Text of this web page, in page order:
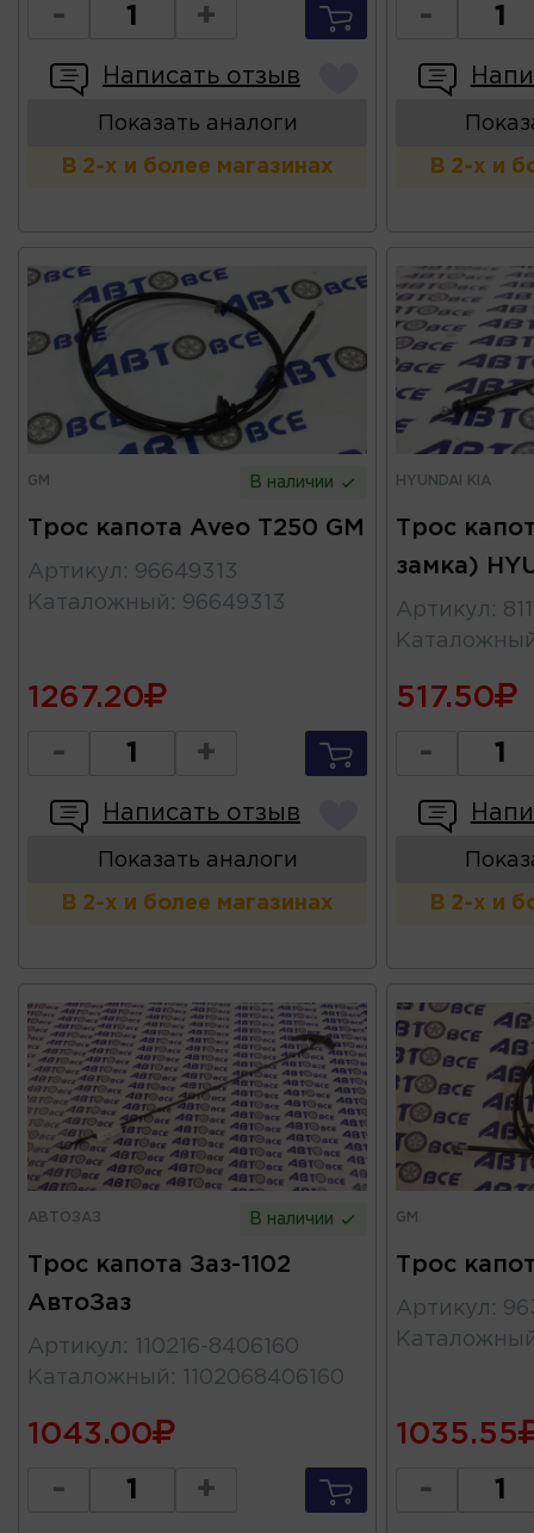
- +
Написать отзыв
Показать аналоги
В 2-х и более магазинах
-
В 2-х и
GM В наличии
Трос капота Aveo T250 GM
Артикул : 96649313
Каталожный : 96649313
1267.20
- +
Написать отзыв
Показать аналоги
В 2-х и более магазинах
HYUNDAI KIA
Трос
замка)
Артикул :
517.50
-
В 2-х и
АВТОЗАЗ В наличии
Трос капота Заз-1102
АвтоЗаз
Артикул :
110216-8406160
Каталожный : 1102068406160
1043.00
- +
GM
Трос
Артикул :
1035.55
-